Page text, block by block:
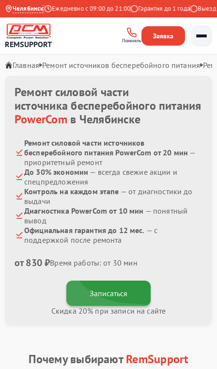
Челябинск
на Яндекс Ежедневно с 09:00 до 21:00 Гарантия до 1 года Выезд
REMSUPPORT Позвонить
Заявка
Главная Ремонт источников бесперебойного питания
Ремонт силовой части
источника бесперебойного питания
PowerComв Челябинске
Ремонт силовой части источников
бесперебойного питания PowerCom от 20 мин —
приоритетный ремонт
До 30% экономии — всегда свежие акции и
спецпредложения
Контроль на каждом этапе — от диагностики до
выдачи
Диагностика PowerCom от 10 мин — понятный
вывод
Официальная гарантия до 12 мес. — с
поддержкой после ремонта
от 830 ₽Время работы: от 30 мин
Записаться
Скидка 20% при записи на сайте
Почему выбираютRemSupport